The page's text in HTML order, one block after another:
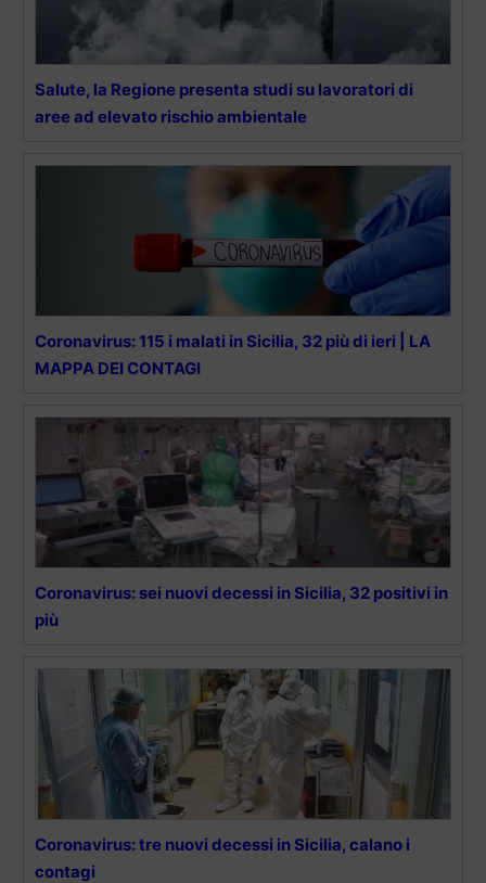
Salute, la Regione presenta studi su lavoratori di
aree ad elevato rischio ambientale
Coronavirus: 115 i malati in Sicilia, 32 più di ieri | LA
MAPPA DEI CONTAGI
Coronavirus: sei nuovi decessi in Sicilia, 32 positivi in
più
Coronavirus: tre nuovi decessi in Sicilia, calano i
contagi